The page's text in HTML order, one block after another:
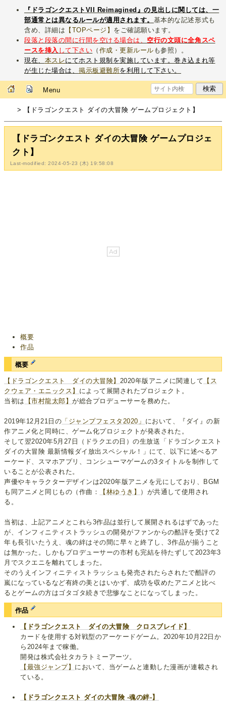
『ドラゴンクエストVII Reimagined』の見出しに関しては、一
部通常とは異なるルールが適用されます。 基本的な記述形式も
含め、詳細は 【TOPページ】 をご確認願います。
段落と段落の間に行間を空ける場合は、 空行の文頭に全角スペ
ースを挿入 して下さい （ 作成・更新ルール も参照）。
現在、 本スレにてホスト規制を実施しています。巻き込まれ等
が生じた場合は、掲示板避難所を利用して下さい。
Menu
> 【ドラゴンクエスト ダイの大冒険 ゲームプロジェクト】
【ドラゴンクエスト ダイの大冒険 ゲームプロジェ
クト】
Last-modified: 2024-05-23 (木) 19:58:08
概要
作品
概要
【ドラゴンクエスト ダイの大冒険】 2020年版アニメに関連して 【ス
クウェア・エニックス】 によって展開されたプロジェクト。
当初は
【市村龍太郎】が総合プロデューサーを務めた。
2019年12月21日の 「ジャンプフェスタ2020」 において、『ダイ』の新
作アニメ化と同時に、ゲーム化プロジェクトが発表された。
そして翌2020年5月27日（ドラクエの日）の生放送「ドラゴンクエスト
ダイの大冒険 最新情報ダイ放出スペシャル！」にて、以下に述べるア
ーケード、スマホアプリ、コンシューマゲームの3タイトルを制作して
いることが公表された。
声優やキャラクターデザインは2020年版アニメを元にしており、BGM
も同アニメと同じもの（作曲：
【林ゆうき】
）が共通して使用され
る。
当初は、上記アニメとこれら3作品は並行して展開されるはずであった
が、インフィニティストラッシュの開発がファンからの酷評を受けて2
年も長引いたうえ、魂の絆はその間に早々と終了し、3作品が揃うこと
は無かった。しかもプロデューサーの市村も完結を待たずして2023年3
月でスクエニを離れてしまった。
そのうえインフィニティストラッシュも発売されたらされたで酷評の
嵐になっているなど有終の美とはいかず、成功を収めたアニメと比べ
るとゲームの方はゴタゴタ続きで悲惨なことになってしまった。
作品
【ドラゴンクエスト ダイの大冒険 クロスブレイド】
カードを使用する対戦型のアーケードゲーム。2020年10月22日か
ら2024年まで稼働。
開発は株式会社タカラトミーアーツ。
【最強ジャンプ】 において、当ゲームと連動した漫画が連載され
ている。
【ドラゴンクエスト ダイの大冒険 -魂の絆-】